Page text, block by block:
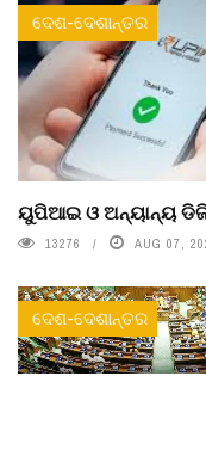
ଦେଶ-ଦେଶାନ୍ତର
ୟୁପିଆଇ ଓ ଅନ୍ୟାନ୍ୟ
13276 AUG 07,
ଦେଶ-ଦେଶାନ୍ତର